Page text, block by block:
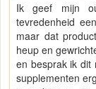
Ik geef mijn
tevredenheid
maar dat
heup en
en besprak ik dit
supplementen